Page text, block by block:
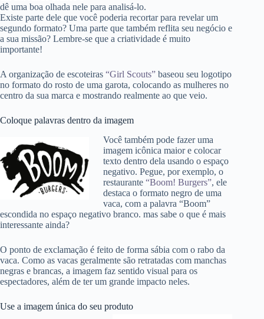
dê uma boa olhada nele para analisá-lo.
Existe parte dele que você poderia recortar para revelar um
segundo formato? Uma parte que também reflita seu negócio e
a sua missão? Lembre-se que a criatividade é muito
importante!
A organização de escoteiras “Girl Scouts” baseou seu logotipo
no formato do rosto de uma garota, colocando as mulheres no
centro da sua marca e mostrando realmente ao que veio.
Coloque palavras dentro da imagem
Você também pode fazer uma
imagem icônica maior e colocar
texto dentro dela usando o espaço
negativo. Pegue, por exemplo, o
restaurante “Boom! Burgers”, ele
destaca o formato negro de uma
vaca, com a palavra “Boom”
escondida no espaço negativo branco. mas sabe o que é mais
interessante ainda?
O ponto de exclamação é feito de forma sábia com o rabo da
vaca. Como as vacas geralmente são retratadas com manchas
negras e brancas, a imagem faz sentido visual para os
espectadores, além de ter um grande impacto neles.
Use a imagem única do seu produto